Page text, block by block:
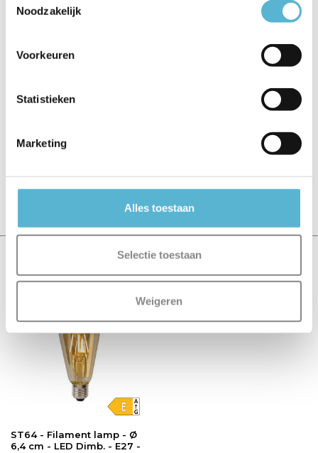
Noodzakelijk
Voorkeuren
Statistieken
Marketing
Alles toestaan
Selectie toestaan
Weigeren
Vergelijk
Reviews
ST64 - Filament lamp - Ø
6,4 cm - LED Dimb. - E27 -